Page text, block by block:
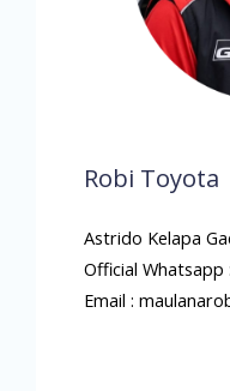
Robi Toyota
Astrido Kelapa
Official Whatsapp
Email :